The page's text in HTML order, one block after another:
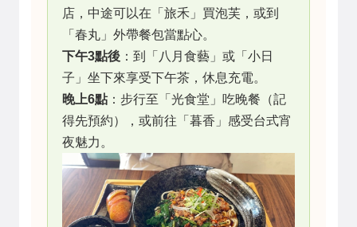
店，中途可以在「旅禾」買泡芙，或到
「春丸」外帶餐包當點心。
下午3點後 ：到「八月食藝」或「小日
子」坐下來享受下午茶，休息充電。
晚上6點 ：步行至「光食堂」吃晚餐（記
得先預約），或前往「暮香」感受台式宵
夜魅力。